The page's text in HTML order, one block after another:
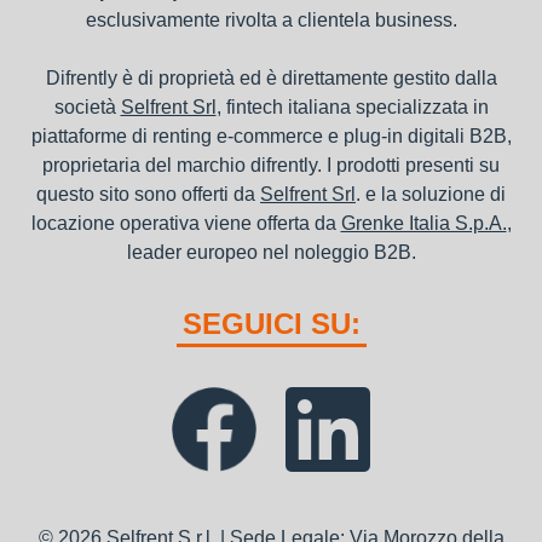
esclusivamente rivolta a clientela business.
Difrently è di proprietà ed è direttamente gestito dalla
società Selfrent Srl , fintech italiana specializzata in
piattaforme di renting e-commerce e plug-in digitali B2B,
proprietaria del marchio difrently. I prodotti presenti su
questo sito sono offerti da Selfrent Srl . e la soluzione di
locazione operativa viene offerta da Grenke Italia S.p.A.,
leader europeo nel noleggio B2B.
SEGUICI SU:
© 2026 Selfrent S.r.l. | Sede Legale: Via Morozzo della